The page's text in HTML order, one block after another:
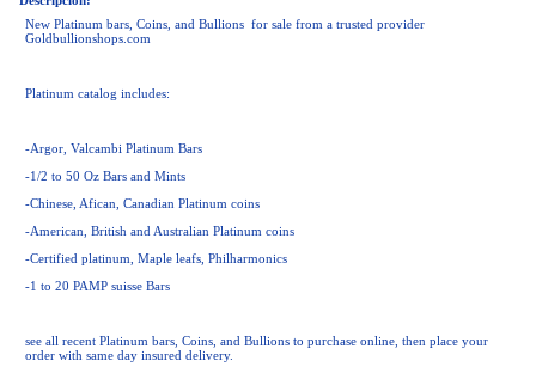
New Platinum bars, Coins, and Bullions for sale from a trusted provider
Goldbullionshops.com
Platinum catalog includes:
-Argor, Valcambi Platinum Bars
-1/2 to 50 Oz Bars and Mints
-Chinese, Afican, Canadian Platinum coins
-American, British and Australian Platinum coins
-Certified platinum, Maple leafs, Philharmonics
-1 to 20 PAMP suisse Bars
see all recent Platinum bars, Coins, and Bullions to purchase online, then place your
order with same day insured delivery.